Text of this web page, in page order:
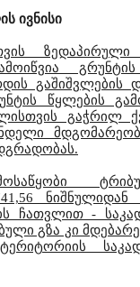
ივნისი
ზედაპირული
გაშიშვლების
წყლების
გაჭრილ
ნიშნულიდან
ჩათვლით -
გზა კი